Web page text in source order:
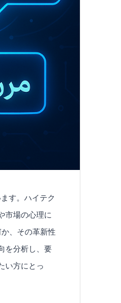
す。ハイテク
市場の心理に
、その革新性
を分析し、要
い方にとっ